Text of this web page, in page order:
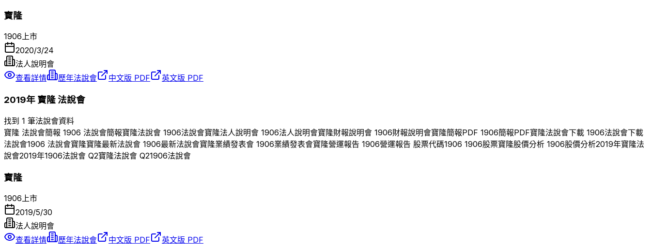
寶隆
1906上市
2020/3/24
法人說明會
查看詳情
歷年法說會 中文版 PDF 英文版 PDF
2019年 寶隆法說會
找到 1 筆法說會資料
寶隆 法說會簡報 1906 法說會簡報寶隆法說會 1906法說會寶隆法人說明會 1906法人說明會寶隆財報說明會 1906財報說明會寶隆簡報PDF 1906簡報PDF寶隆法說會下載 1906法說會下載
法說會1906 法說會寶隆寶隆最新法說會 1906最新法說會寶隆業績發表會 1906業績發表會寶隆營運報告 1906營運報告 股票代碼1906 1906股票寶隆股價分析 1906股價分析2019年寶隆法
說會2019年1906法說會 Q2寶隆法說會 Q21906法說會
寶隆
1906上市
2019/5/30
法人說明會
查看詳情
歷年法說會 中文版 PDF 英文版 PDF